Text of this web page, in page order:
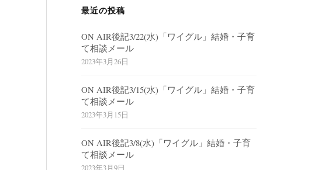
最近の投稿
ON AIR後記3/22(水)「ワイグル」結婚・子育
て相談メール
2023年3月26日
ON AIR後記3/15(水)「ワイグル」結婚・子育
て相談メール
2023年3月15日
ON AIR後記3/8(水)「ワイグル」結婚・子育
て相談メール
2023年3月9日